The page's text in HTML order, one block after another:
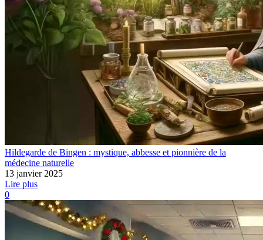
Hildegarde de Bingen : mystique, abbesse et pionnière de la
médecine naturelle
13 janvier 2025
Lire plus
0